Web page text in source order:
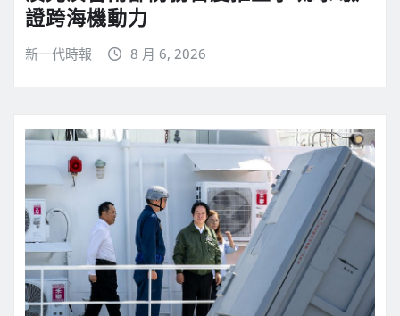
證跨海機動力
新一代時報 8 月 6, 2026